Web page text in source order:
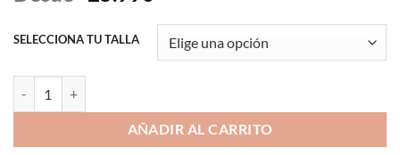
SELECCIONA TU TALLA
AÑADIR AL CARRITO